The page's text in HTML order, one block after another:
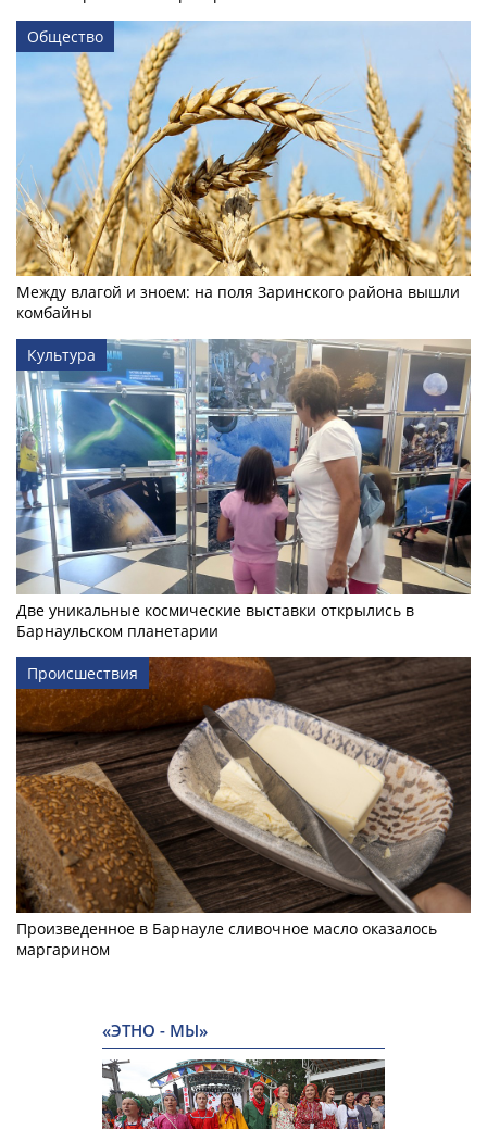
Общество
Между влагой и зноем: на поля Заринского района вышли
комбайны
Культура
Две уникальные космические выставки открылись в
Барнаульском планетарии
Происшествия
Произведенное в Барнауле сливочное масло оказалось
маргарином
«ЭТНО - МЫ»